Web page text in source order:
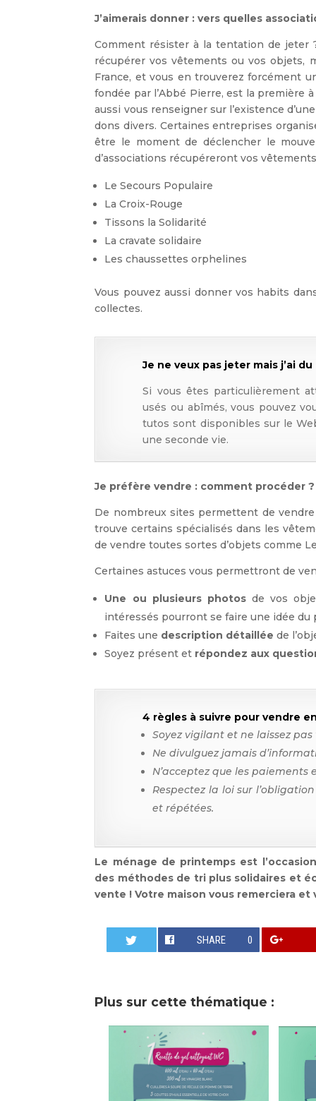
J’aimerais donner : vers quelles
Comment résister à la tentation de jeter
récupérer vos vêtements ou vos objets,
France, et vous en trouverez forcément
fondée par l’Abbé Pierre, est la première
aussi vous renseigner sur l’existence
dons divers. Certaines entreprises
être le moment de déclencher le
d’associations récupéreront vos
Le Secours Populaire
La Croix-Rouge
Tissons la Solidarité
La cravate solidaire
Les chaussettes orphelines
Vous pouvez aussi donner vos habits
collectes.
Je ne veux pas jeter mais j’ai
Si vous êtes particulièrement
usés ou abîmés, vous pouvez
tutos sont disponibles sur le
une seconde vie.
Je préfère vendre : comment procéder ?
De nombreux sites permettent de
trouve certains spécialisés dans les
de vendre toutes sortes d’objets comme
Certaines astuces vous permettront de
Une ou plusieurs photosde vos
intéressés pourront se faire une idée du
Faites une description détaillée de
Soyez présent et répondez aux
4 règles à suivre pour vendre
Soyez vigilant et ne laissez
Ne divulguez jamais
N’acceptez que les paiements
Respectez la loi sur
et répétées.
Le ménage de printemps est
des méthodes de tri plus solidaires et
vente ! Votre maison vous remerciera
SHARE 0
Plus sur cette thématique :